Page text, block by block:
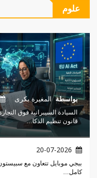
علوم
بواسطة المغيرة بكرى
السيادة السيبرانية فوق
قانون تنظيم الذكا...
20-07-2026
ببجي موبايل تتعاون مع
كامل...